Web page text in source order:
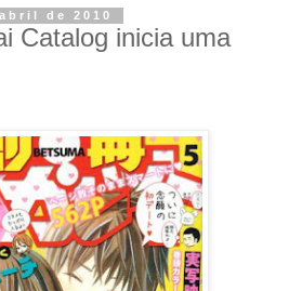
de 2010
Catalog inicia uma